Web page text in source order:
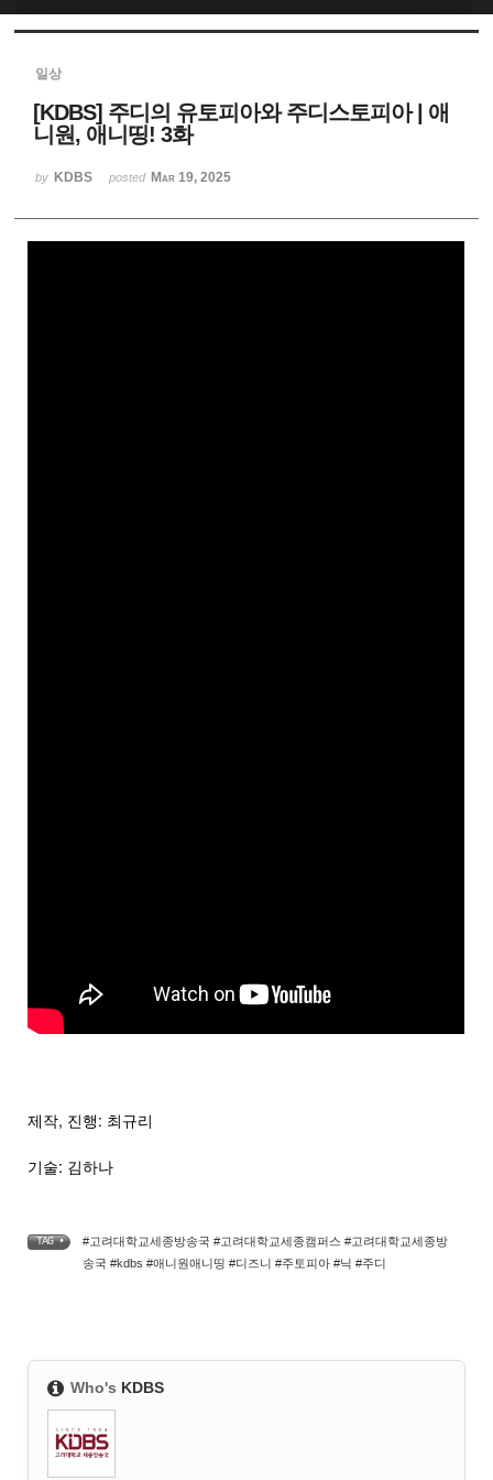
일상
[KDBS] 주디의 유토피아와 주디스토피아 | 애
니원, 애니띵! 3화
by KDBS posted Mar 19, 2025
제작, 진행: 최규리
기술: 김하나
TAG •
#고려대학교세종방송국 #고려대학교세종캠퍼스 #고려대학교세종방
송국 #kdbs #애니원애니띵 #디즈니 #주토피아 #닉 #주디
Who's KDBS
Sketchbook5, 스케치북5
Sketchbook5, 스케치북5